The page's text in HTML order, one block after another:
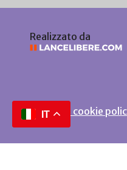
Realizzato da
Privacy e cookie
IT